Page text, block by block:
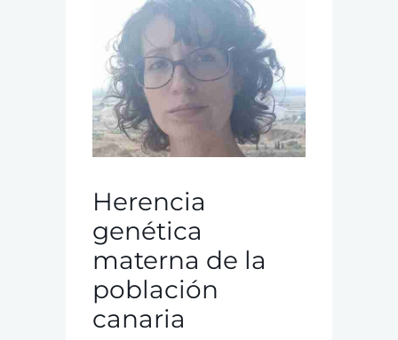
Herencia
genética
materna de la
población
canaria